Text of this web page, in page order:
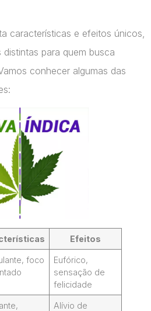
características e efeitos únicos,
para quem busca
conhecer algumas das
Efeitos
foco
Eufórico,
sensação de
felicidade
Alívio de